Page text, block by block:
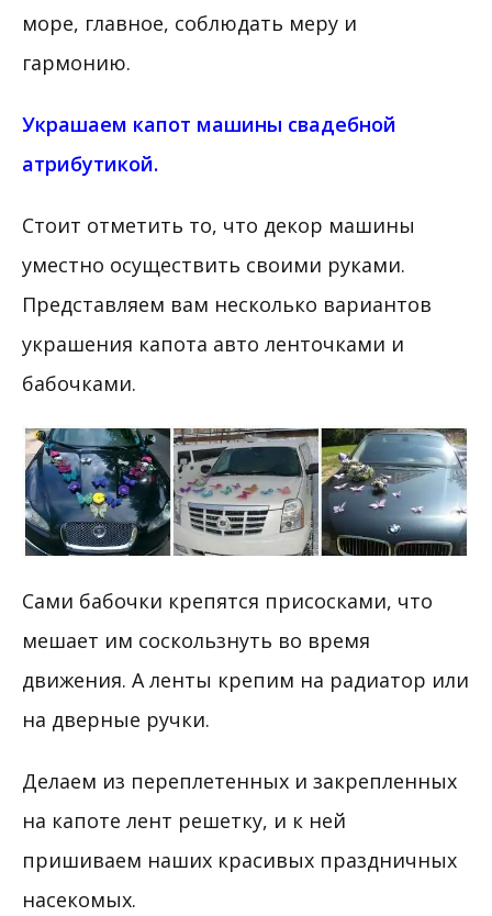
море, главное, соблюдать меру и
гармонию.
Украшаем капот машины свадебной
атрибутикой.
Стоит отметить то, что декор машины
уместно осуществить своими руками.
Представляем вам несколько вариантов
украшения капота авто ленточками и
бабочками.
Сами бабочки крепятся присосками, что
мешает им соскользнуть во время
движения. А ленты крепим на радиатор или
на дверные ручки.
Делаем из переплетенных и закрепленных
на капоте лент решетку, и к ней
пришиваем наших красивых праздничных
насекомых.